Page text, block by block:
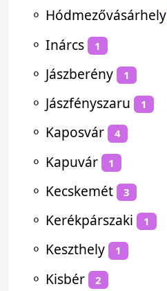
⚬ Hódmezővásárhely
⚬ Inárcs 1
⚬ Jászberény 1
⚬ Jászfényszaru 1
⚬ Kaposvár 4
⚬ Kapuvár 1
⚬ Kecskemét 3
⚬ Kerékpárszaki 1
⚬ Keszthely 1
⚬ Kisbér 2